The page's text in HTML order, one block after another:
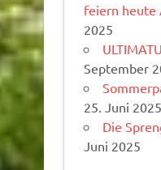
feiern heute
2025
September
25. Juni 2025
Die
Juni 2025